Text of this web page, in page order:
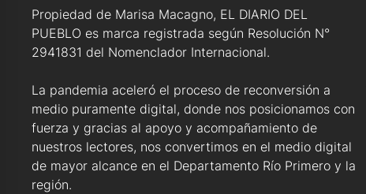
Propiedad de Marisa Macagno, EL DIARIO DEL
PUEBLO es marca registrada según Resolución N°
2941831 del Nomenclador Internacional.
La pandemia aceleró el proceso de reconversión a
medio puramente digital, donde nos posicionamos con
fuerza y gracias al apoyo y acompañamiento de
nuestros lectores, nos convertimos en el medio digital
de mayor alcance en el Departamento Río Primero y la
región.